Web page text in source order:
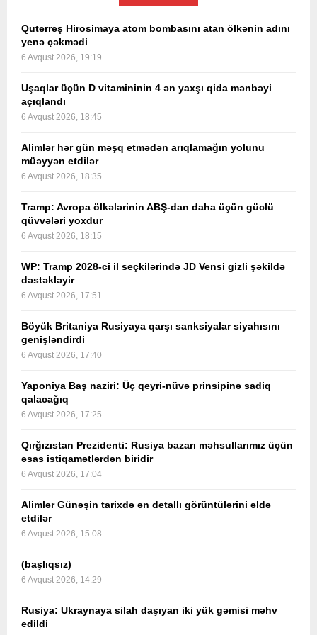
Quterreş Hirosimaya atom bombasını atan ölkənin adını
yenə çəkmədi
6 Avqust 2026, 19:19
Uşaqlar üçün D vitamininin 4 ən yaxşı qida mənbəyi
açıqlandı
6 Avqust 2026, 18:45
Alimlər hər gün məşq etmədən arıqlamağın yolunu
müəyyən etdilər
6 Avqust 2026, 18:35
Tramp: Avropa ölkələrinin ABŞ-dan daha üçün güclü
qüvvələri yoxdur
6 Avqust 2026, 18:15
WP: Tramp 2028-ci il seçkilərində JD Vensi gizli şəkildə
dəstəkləyir
6 Avqust 2026, 17:51
Böyük Britaniya Rusiyaya qarşı sanksiyalar siyahısını
genişləndirdi
6 Avqust 2026, 17:40
Yaponiya Baş naziri: Üç qeyri-nüvə prinsipinə sadiq
qalacağıq
6 Avqust 2026, 17:25
Qırğızıstan Prezidenti: Rusiya bazarı məhsullarımız üçün
əsas istiqamətlərdən biridir
6 Avqust 2026, 17:04
Alimlər Günəşin tarixdə ən detallı görüntülərini əldə
etdilər
6 Avqust 2026, 15:08
(başlıqsız)
6 Avqust 2026, 14:29
Rusiya: Ukraynaya silah daşıyan iki yük gəmisi məhv
edildi